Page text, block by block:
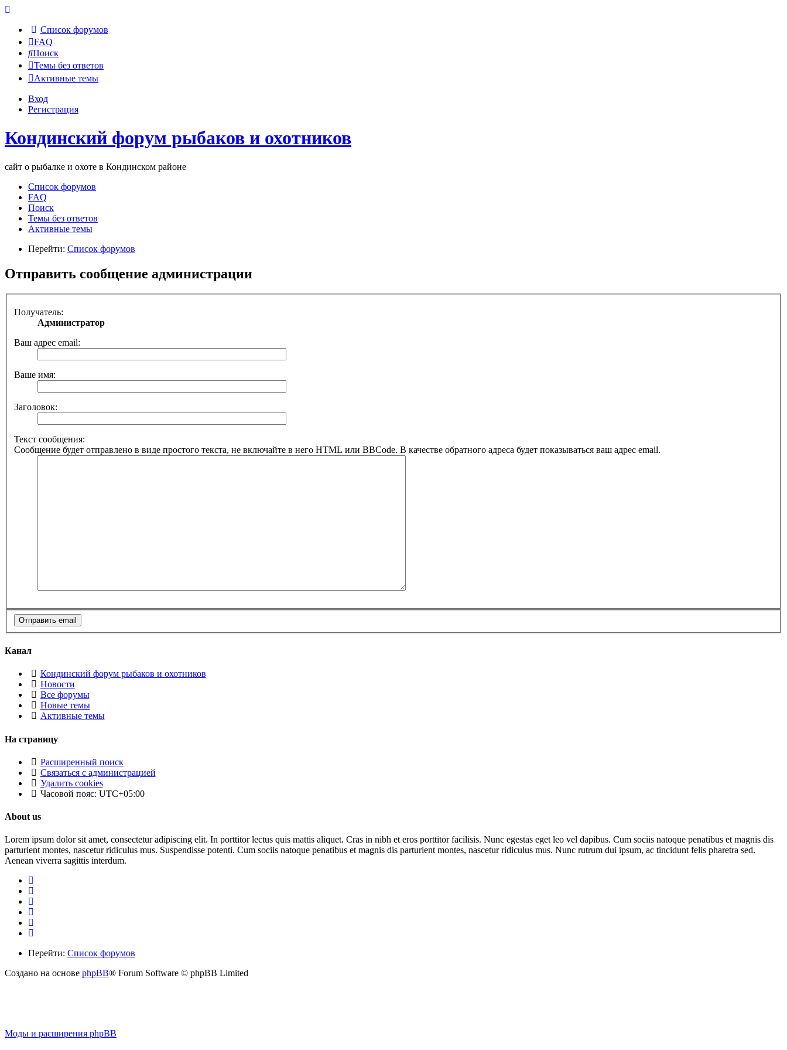
Список форумов
FAQ
Поиск
Темы без ответов
Активные темы
Вход
Регистрация
Кондинский форум рыбаков и охотников
сайт о рыбалке и охоте в Кондинском районе
Список форумов
FAQ
Поиск
Темы без ответов
Активные темы
Перейти: Список форумов
Отправить сообщение администрации
Получатель:
Администратор
Ваш адрес email:
Ваше имя:
Заголовок:
Текст сообщения:
Сообщение будет отправлено в виде простого текста, не включайте в него HTML или BBCode. В качестве обратного адреса будет показываться ваш адрес email.
Канал
Кондинский форум рыбаков и охотников
Новости
Все форумы
Новые темы
Активные темы
На страницу
Расширенный поиск
Связаться с администрацией
Удалить cookies
Часовой пояс: UTC+05:00
About us
Lorem ipsum dolor sit amet, consectetur adipiscing elit. In porttitor lectus quis mattis aliquet. Cras in nibh et eros porttitor facilisis. Nunc egestas eget leo vel dapibus. Cum sociis natoque penatibus et magnis dis
parturient montes, nascetur ridiculus mus. Suspendisse potenti. Cum sociis natoque penatibus et magnis dis parturient montes, nascetur ridiculus mus. Nunc rutrum dui ipsum, ac tincidunt felis pharetra sed.
Aenean viverra sagittis interdum.
Перейти: Список форумов
Создано на основе phpBB® Forum Software © phpBB Limited
Моды и расширения phpBB